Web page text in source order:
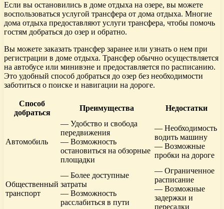
Если вы остановились в доме отдыха на озере, вы можете
воспользоваться услугой трансфера от дома отдыха. Многие
дома отдыха предоставляют услуги трансфера, чтобы помочь
гостям добраться до озер и обратно.
Вы можете заказать трансфер заранее или узнать о нем при
регистрации в доме отдыха. Трансфер обычно осуществляется
на автобусе или минивэне и предоставляется по расписанию.
Это удобный способ добраться до озер без необходимости
заботиться о поиске и навигации на дороге.
Способ
добраться
Преимущества Недостатки
Автомобиль
— Удобство и свобода
передвижения
— Возможность
остановиться на обзорные
площадки
— Необходимость
водить машину
— Возможные
пробки на дороге
Общественный
транспорт
— Более доступные
затраты
— Возможность
расслабиться в пути
— Ограниченное
расписание
— Возможные
задержки и
пересадки